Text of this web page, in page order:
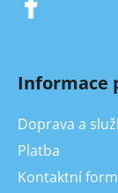
Informace
Doprava a
Platba
Kontaktní